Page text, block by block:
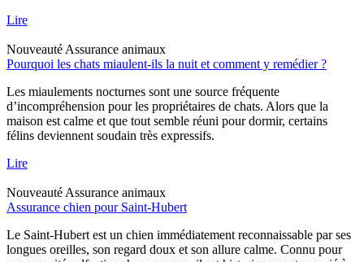
Lire
Nouveauté Assurance animaux
Pourquoi les chats miaulent-ils la nuit et comment y remédier ?
Les miaulements nocturnes sont une source fréquente
d’incompréhension pour les propriétaires de chats. Alors que la
maison est calme et que tout semble réuni pour dormir, certains
félins deviennent soudain très expressifs.
Lire
Nouveauté Assurance animaux
Assurance chien pour Saint-Hubert
Le Saint-Hubert est un chien immédiatement reconnaissable par ses
longues oreilles, son regard doux et son allure calme. Connu pour